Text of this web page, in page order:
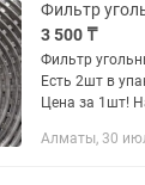
3 500 ₸
Фильтр
Есть 2шт в
Цена за 1шт!
3,8см. Не
Алматы, 30